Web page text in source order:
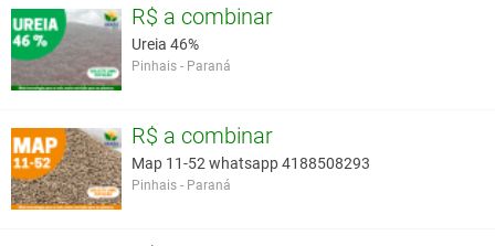
R$ a combinar
Ureia 46%
Pinhais - Paraná
R$ a combinar
Map 11-52 whatsapp 4188508293
Pinhais - Paraná